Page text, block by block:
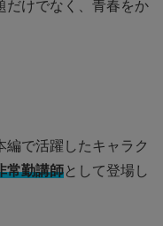
だけでなく、青春をか
編で活躍したキャラク
常勤講師として登場し